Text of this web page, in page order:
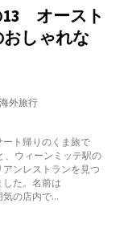
13 オースト
しゃれな
海外旅行
ト帰りのくま旅で
、ウィーンミッテ駅の
ンレストランを見つ
た。名前は
気の店内で...